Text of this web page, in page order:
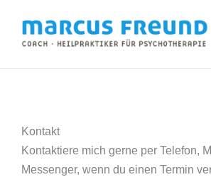
Inhalt
springen
Kontakt
Kontaktiere mich gerne per Telefon,
Messenger, wenn du einen Termin